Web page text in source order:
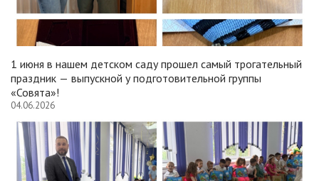
1 июня в нашем детском саду прошел самый трогательный
праздник — выпускной у подготовительной группы
«Совята»!
04.06.2026